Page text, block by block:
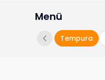
Menü
Tempura